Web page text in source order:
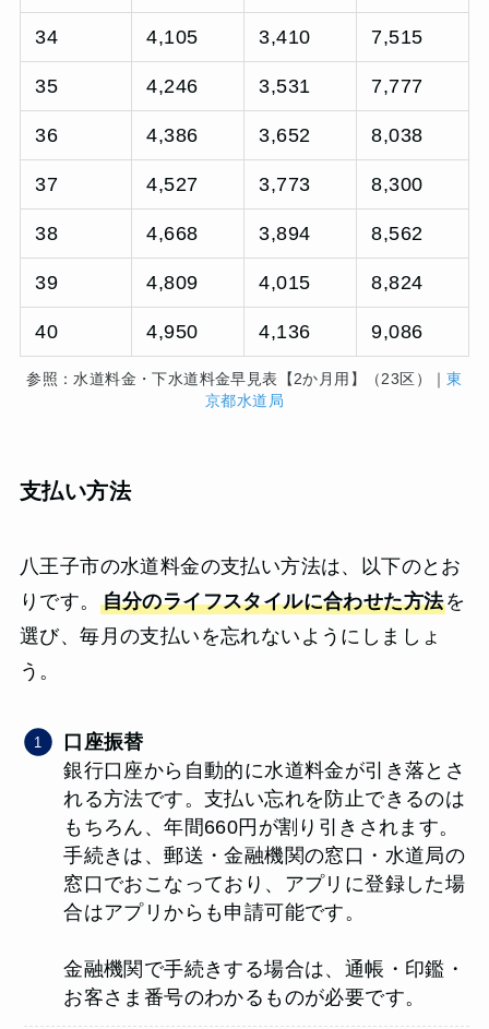
34 4,105 3,410 7,515
35 4,246 3,531 7,777
36 4,386 3,652 8,038
37 4,527 3,773 8,300
38 4,668 3,894 8,562
39 4,809 4,015 8,824
40 4,950 4,136 9,086
参照：水道料金・下水道料金早見表【2か月用】（23区）｜東
京都水道局
支払い方法
八王子市の水道料金の支払い方法は、以下のとお
りです。 自分のライフスタイルに合わせた方法を
選び、毎月の支払いを忘れないようにしましょ
う。
口座振替
銀行口座から自動的に水道料金が引き落とさ
れる方法です。支払い忘れを防止できるのは
もちろん、年間660円が割り引きされます。
手続きは、郵送・金融機関の窓口・水道局の
窓口でおこなっており、アプリに登録した場
合はアプリからも申請可能です。
金融機関で手続きする場合は、通帳・印鑑・
お客さま番号のわかるものが必要です。